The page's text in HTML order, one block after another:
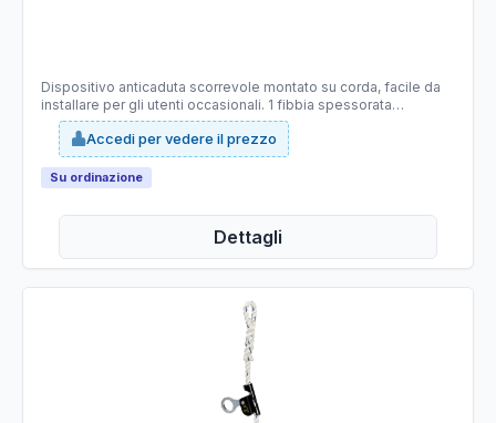
Dispositivo anticaduta scorrevole montato su corda, facile da
installare per gli utenti occasionali. 1 fibbia spessorata
all'estremità superiore e indicatore di usura. Lunghezza: 10m.
Accedi per vedere il prezzo
Su ordinazione
Dettagli